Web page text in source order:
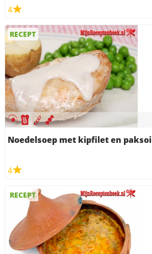
4
RECEPT
Noedelsoep met kipfilet en paksoi
4
RECEPT